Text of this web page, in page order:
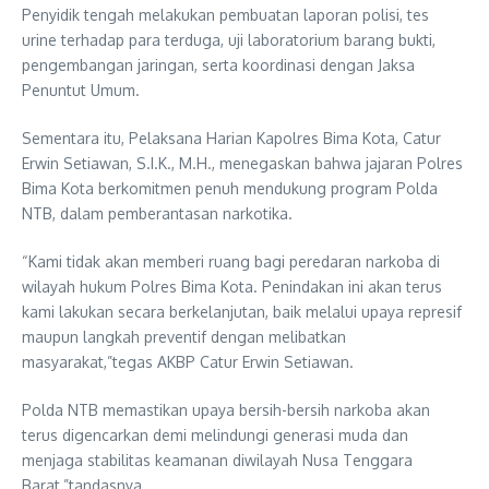
Penyidik tengah melakukan pembuatan laporan polisi, tes
urine terhadap para terduga, uji laboratorium barang bukti,
pengembangan jaringan, serta koordinasi dengan Jaksa
Penuntut Umum.
Sementara itu, Pelaksana Harian Kapolres Bima Kota, Catur
Erwin Setiawan, S.I.K., M.H., menegaskan bahwa jajaran Polres
Bima Kota berkomitmen penuh mendukung program Polda
NTB, dalam pemberantasan narkotika.
“Kami tidak akan memberi ruang bagi peredaran narkoba di
wilayah hukum Polres Bima Kota. Penindakan ini akan terus
kami lakukan secara berkelanjutan, baik melalui upaya represif
maupun langkah preventif dengan melibatkan
masyarakat,”tegas AKBP Catur Erwin Setiawan.
Polda NTB memastikan upaya bersih-bersih narkoba akan
terus digencarkan demi melindungi generasi muda dan
menjaga stabilitas keamanan diwilayah Nusa Tenggara
Barat,”tandasnya.